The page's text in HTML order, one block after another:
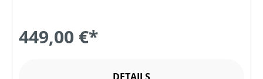
449,00 €*